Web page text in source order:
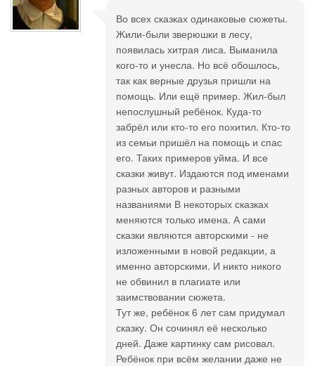
Во всех сказках одинаковые сюжеты.
Жили-были зверюшки в лесу,
появилась хитрая лиса. Выманила
кого-то и унесла. Но всё обошлось,
так как верные друзья пришли на
помощь. Или ещё пример. Жил-был
непослушный ребёнок. Куда-то
забрёл или кто-то его похитил. Кто-то
из семьи пришёл на помощь и спас
его. Таких примеров уйма. И все
сказки живут. Издаются под именами
разных авторов и разными
названиями В некоторых сказках
меняются только имена. А сами
сказки являются авторскими - не
изложенными в новой редакции, а
именно авторскими. И никто никого
не обвинил в плагиате или
заимствовании сюжета.
Тут же, ребёнок 6 лет сам придумал
сказку. Он сочинял её несколько
дней. Даже картинку сам рисовал.
Ребёнок при всём желании даже не